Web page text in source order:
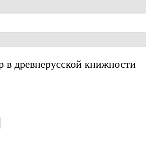
древнерусской книжности